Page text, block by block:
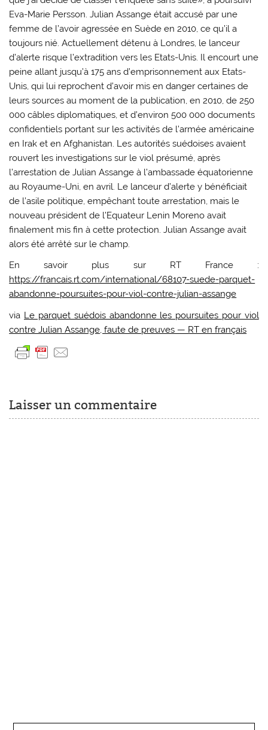
Eva-Marie Persson. Julian Assange était accusé par une
femme de l’avoir agressée en Suède en 2010, ce qu’il a
toujours nié. Actuellement détenu à Londres, le lanceur
d’alerte risque l’extradition vers les Etats-Unis. Il encourt une
peine allant jusqu’à 175 ans d’emprisonnement aux Etats-
Unis, qui lui reprochent d’avoir mis en danger certaines de
leurs sources au moment de la publication, en 2010, de 250
000 câbles diplomatiques, et d’environ 500 000 documents
confidentiels portant sur les activités de l’armée américaine
en Irak et en Afghanistan. Les autorités suédoises avaient
rouvert les investigations sur le viol présumé, après
l’arrestation de Julian Assange à l’ambassade équatorienne
au Royaume-Uni, en avril. Le lanceur d’alerte y bénéficiait
de l’asile politique, empêchant toute arrestation, mais le
nouveau président de l’Equateur Lenin Moreno avait
finalement mis fin à cette protection. Julian Assange avait
alors été arrêté sur le champ.
En savoir plus sur RT France :
https://francais.rt.com/international/68107-suede-parquet-
abandonne-poursuites-pour-viol-contre-julian-assange
via Le parquet suédois abandonne les poursuites pour viol
contre Julian Assange, faute de preuves — RT en français
Laisser un commentaire